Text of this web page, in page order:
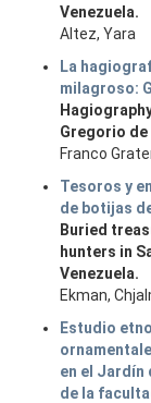
Venezuela.
Altez, Yara
La
milagroso:
Gregorio de
Franco
Tesoros y
de botijas
Buried
hunters in
Venezuela.
Ekman,
Estudio
en el Jardín
de la